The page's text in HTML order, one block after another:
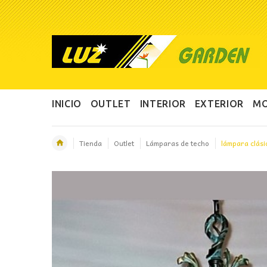
INICIO OUTLET INTERIOR EXTERIOR
Tienda Outlet Lámparas de techo lámpara